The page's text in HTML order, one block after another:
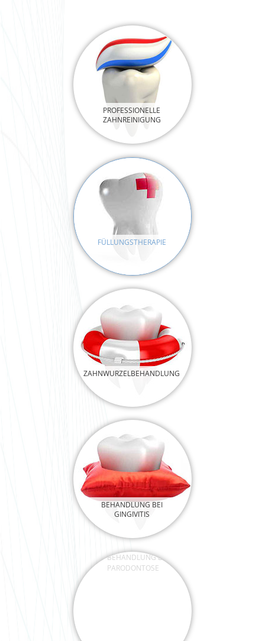
PROFESSIONELLE
ZAHNREINIGUNG
FÜLLUNGSTHERAPIE
ZAHNWURZELBEHANDLUNG
BEHANDLUNG BEI
GINGIVITIS
BEHANDLUNG BEI
PARODONTOSE